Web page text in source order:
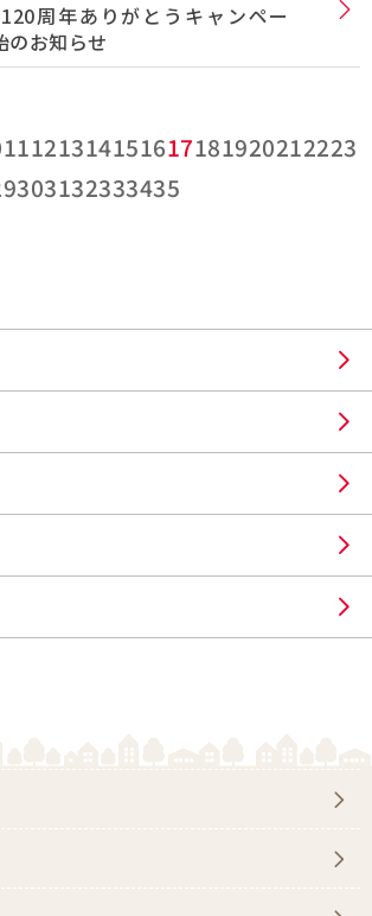
周年ありがとうキャンペー
のお知らせ
11121314151617181920212223
303132333435